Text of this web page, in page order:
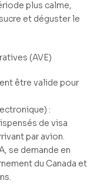
plus calme,
et déguster le
(AVE)
être valide pour
:
de visa
par avion.
se demande en
du Canada et